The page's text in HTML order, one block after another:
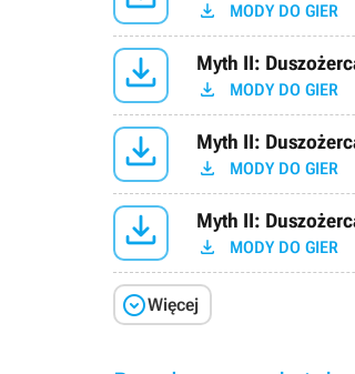
 MODY DO GIER
 Myth II:
 MODY DO GIER
 Myth II:
 MODY DO GIER
 Myth II:
 MODY DO GIER
Więcej